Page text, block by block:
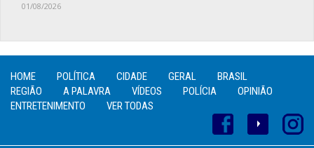
01/08/2026
HOME POLÍTICA CIDADE GERAL
BRASIL
REGIÃO
A PALAVRA VÍDEOS POLÍCIA
OPINIÃO
ENTRETENIMENTO
VER TODAS